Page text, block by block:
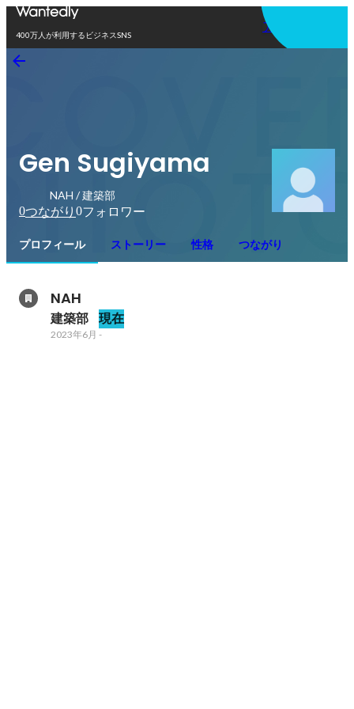
400万人が利用するビジネスSNS
アプリを使う
Gen Sugiyama
NAH / 建築部
0つながり 0フォロワー
プロフィール ストーリー 性格 つながり
NAH
建築部 現在
2023年6月 -